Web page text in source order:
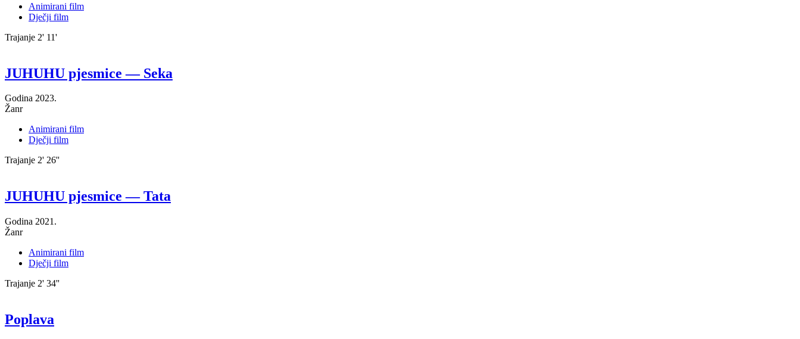
Animirani film
Dječji film
Trajanje 2' 11'
JUHUHU pjesmice — Seka
Godina 2023.
Žanr
Animirani film
Dječji film
Trajanje 2' 26''
JUHUHU pjesmice — Tata
Godina 2021.
Žanr
Animirani film
Dječji film
Trajanje 2' 34''
Poplava